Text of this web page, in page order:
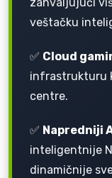
veštačku
✅ Cloud
infrastrukturu
centre.
✅ Napredniji
inteligentnije
dinamičnije